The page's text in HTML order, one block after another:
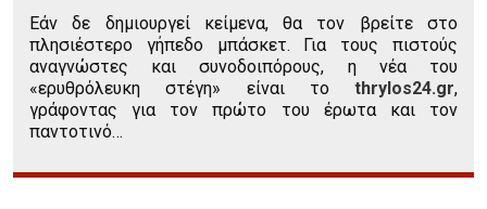
Εάν δε δημιουργεί κείμενα, θα τον βρείτε στο
πλησιέστερο γήπεδο μπάσκετ. Για τους πιστούς
αναγνώστες και συνοδοιπόρους, η νέα του
«ερυθρόλευκη στέγη» είναι το thrylos24.gr,
γράφοντας για τον πρώτο του έρωτα και τον
παντοτινό…